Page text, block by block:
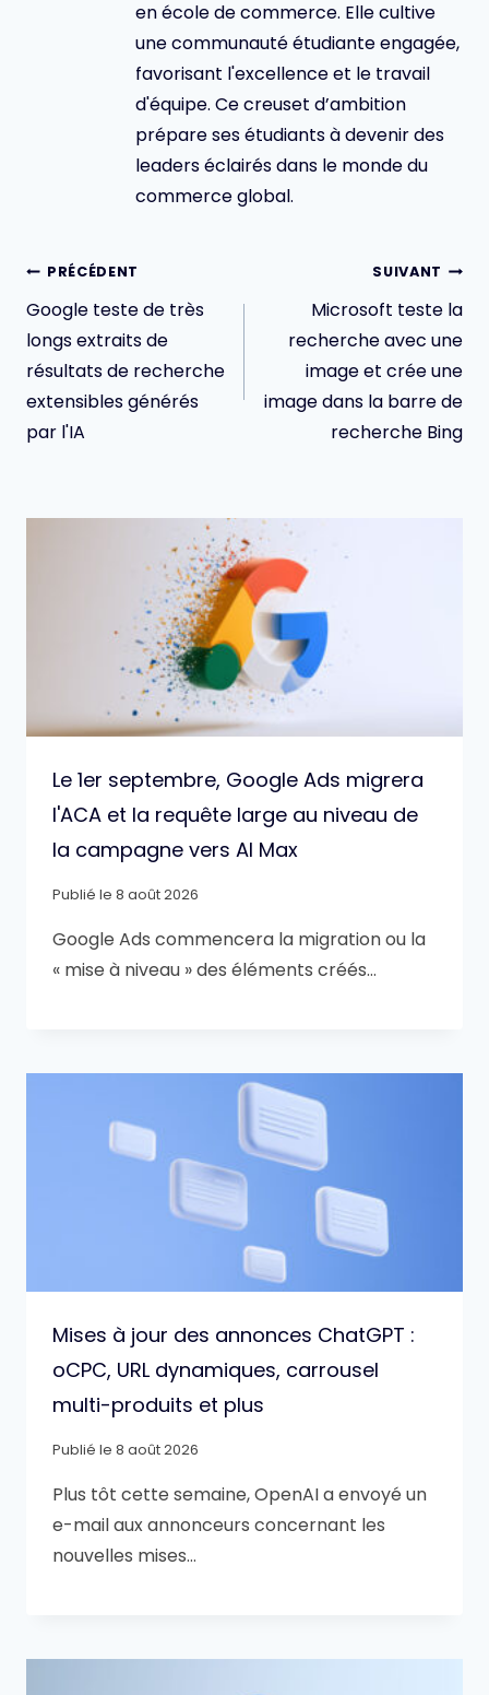
en école de commerce. Elle cultive
une communauté étudiante engagée,
favorisant l'excellence et le travail
d'équipe. Ce creuset d’ambition
prépare ses étudiants à devenir des
leaders éclairés dans le monde du
commerce global.
Navigation
de
l’article
PRÉCÉDENT
Google teste de très
longs extraits de
résultats de recherche
extensibles générés
par l'IA
SUIVANT
Microsoft teste la
recherche avec une
image et crée une
image dans la barre de
recherche Bing
Le 1er septembre, Google Ads migrera
l'ACA et la requête large au niveau de
la campagne vers AI Max
Publié le 8 août 2026
Google Ads commencera la migration ou la
« mise à niveau » des éléments créés…
Mises à jour des annonces ChatGPT :
oCPC, URL dynamiques, carrousel
multi-produits et plus
Publié le 8 août 2026
Plus tôt cette semaine, OpenAI a envoyé un
e-mail aux annonceurs concernant les
nouvelles mises…